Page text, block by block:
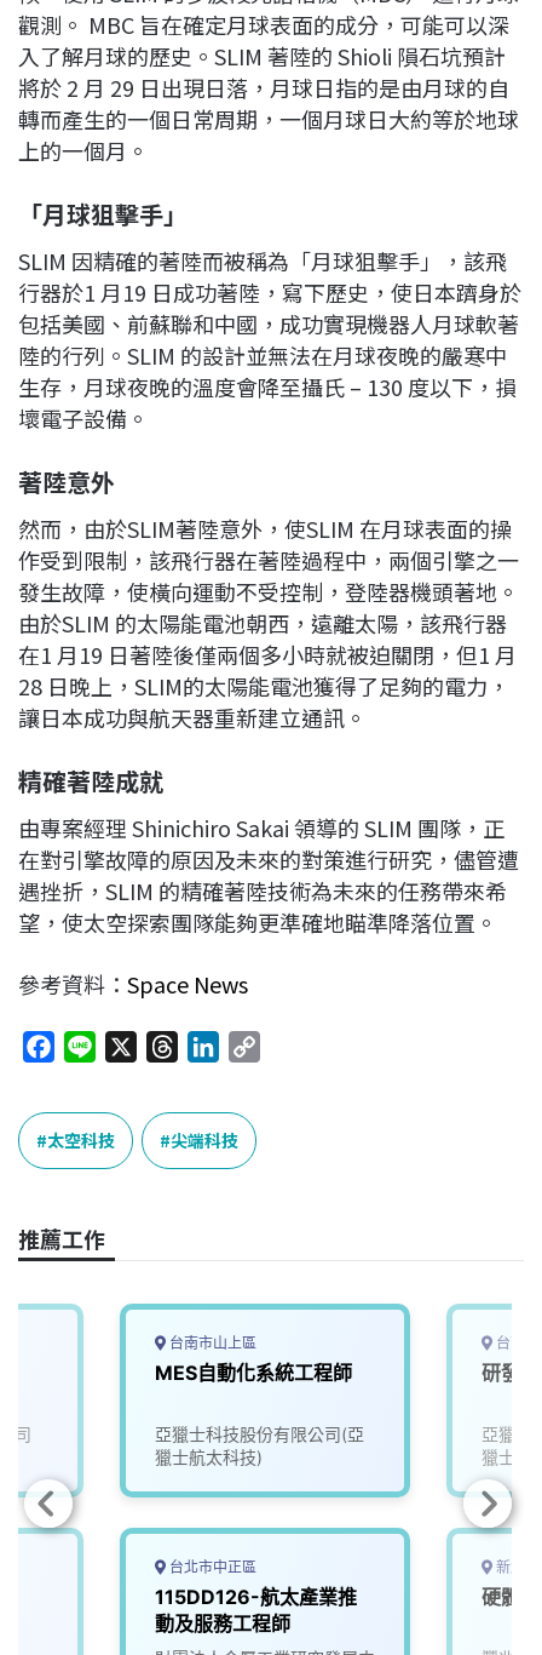
觀測。 MBC 旨在確定月球表面的成分，可能可以深
入了解月球的歷史。SLIM 著陸的 Shioli 隕石坑預計
將於 2 月 29 日出現日落，月球日指的是由月球的自
轉而產生的一個日常周期，一個月球日大約等於地球
上的一個月。
「月球狙擊手」
SLIM 因精確的著陸而被稱為「月球狙擊手」，該飛
行器於1 月19 日成功著陸，寫下歷史，使日本躋身於
包括美國、前蘇聯和中國，成功實現機器人月球軟著
陸的行列。SLIM 的設計並無法在月球夜晚的嚴寒中
生存，月球夜晚的溫度會降至攝氏 – 130 度以下，損
壞電子設備。
著陸意外
然而，由於SLIM著陸意外，使SLIM 在月球表面的操
作受到限制，該飛行器在著陸過程中，兩個引擎之一
發生故障，使橫向運動不受控制，登陸器機頭著地。
由於SLIM 的太陽能電池朝西，遠離太陽，該飛行器
在1 月19 日著陸後僅兩個多小時就被迫關閉，但1 月
28 日晚上，SLIM的太陽能電池獲得了足夠的電力，
讓日本成功與航天器重新建立通訊。
精確著陸成就
由專案經理 Shinichiro Sakai 領導的 SLIM 團隊，正
在對引擎故障的原因及未來的對策進行研究，儘管遭
遇挫折，SLIM 的精確著陸技術為未來的任務帶來希
望，使太空探索團隊能夠更準確地瞄準降落位置。
參考資料： Space News
c
e
b
o
k
n
e
r
e
a
n
k
e
n
k
太空科技 尖端科技
推薦工作
司
台南市山上區
MES自動化系統工程師
亞獵士科技股份有限公司(亞
獵士航太科技)
台北市中正區
115DD126-航太產業推
動及服務工程師
台南
研發
亞獵士
獵士航
新北
硬體